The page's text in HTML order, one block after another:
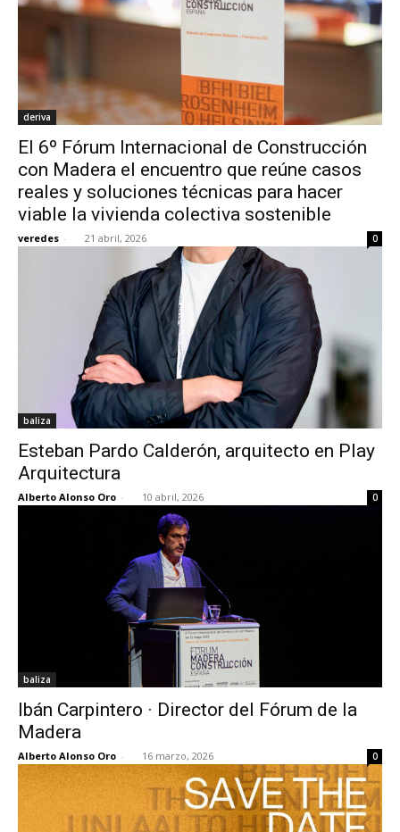
deriva
El 6º Fórum Internacional de Construcción
con Madera el encuentro que reúne casos
reales y soluciones técnicas para hacer
viable la vivienda colectiva sostenible
veredes - 21 abril, 2026 0
baliza
Esteban Pardo Calderón, arquitecto en Play
Arquitectura
Alberto Alonso Oro - 10 abril, 2026 0
baliza
Ibán Carpintero · Director del Fórum de la
Madera
Alberto Alonso Oro - 16 marzo, 2026 0